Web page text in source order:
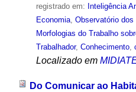
registrado em: Inteligência
Economia, Observatório
Morfologias do Trabalho
Trabalhador, Conhecimento,
Localizado em
Do Comunicar ao